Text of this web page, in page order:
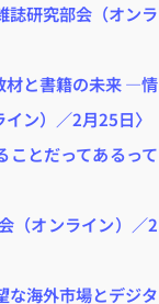
誌研究部会（オンラ
材と書籍の未来 ―情
ン）／2月25日〉
ことだってあるって
（オンライン）／2
な海外市場とデジタ